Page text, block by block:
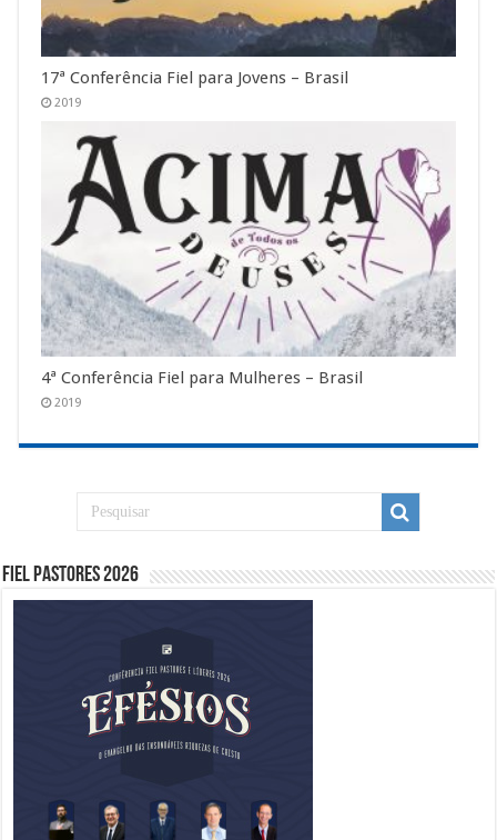
17ª Conferência Fiel para Jovens – Brasil
2019
4ª Conferência Fiel para Mulheres – Brasil
2019
Fiel Pastores 2026